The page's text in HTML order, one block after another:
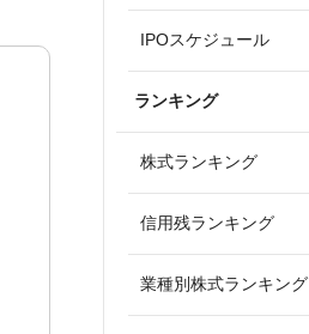
IPOスケジュール
ランキング
株式ランキング
信用残ランキング
業種別株式ランキング